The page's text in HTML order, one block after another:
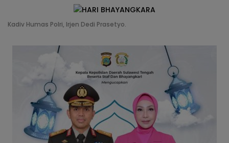
Kadiv Humas Polri, Irjen Dedi Prasetyo.